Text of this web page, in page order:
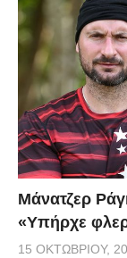
Μάνατζερ
«Υπήρχε
15 ΟΚΤΩΒΡΊΟΥ,